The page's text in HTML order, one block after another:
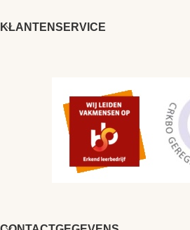
KLANTENSERVICE